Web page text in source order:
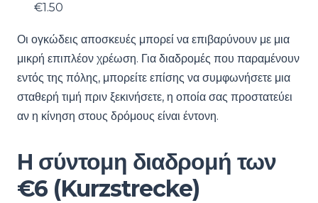
€1.50
Οι ογκώδεις αποσκευές μπορεί να επιβαρύνουν με μια
μικρή επιπλέον χρέωση. Για διαδρομές που παραμένουν
εντός της πόλης, μπορείτε επίσης να συμφωνήσετε μια
σταθερή τιμή πριν ξεκινήσετε, η οποία σας προστατεύει
αν η κίνηση στους δρόμους είναι έντονη.
Η σύντομη διαδρομή των
€6 (Kurzstrecke)